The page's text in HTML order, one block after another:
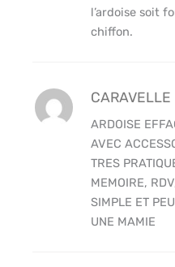
l’ardoise soit
chiffon.
CARAVELLE
ARDOISE
AVEC
TRES
MEMOIRE,
SIMPLE ET
UNE MAMIE